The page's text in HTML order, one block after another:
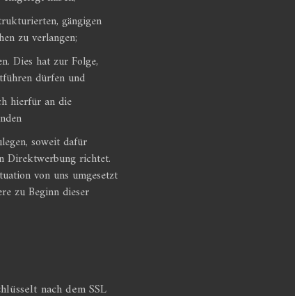
gängigen
zu verlangen;
Dies hat zur Folge,
dürfen und
hierfür an die
soweit dafür
Direktwerbung richtet.
von uns umgesetzt
zu Beginn dieser
nach dem SSL